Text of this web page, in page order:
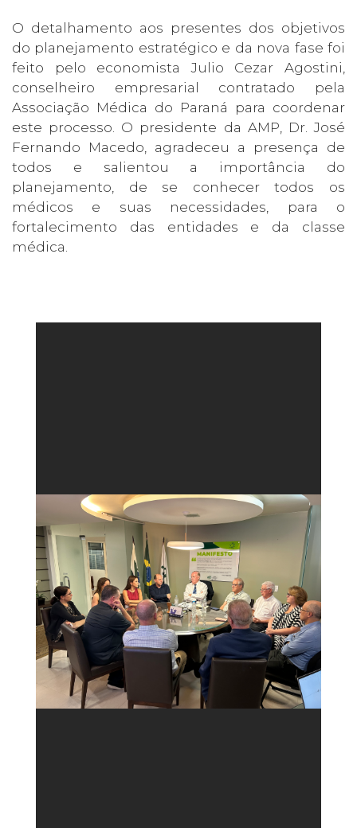
O detalhamento aos presentes dos objetivos
do planejamento estratégico e da nova fase foi
feito pelo economista Julio Cezar Agostini,
conselheiro empresarial contratado pela
Associação Médica do Paraná para coordenar
este processo. O presidente da AMP, Dr. José
Fernando Macedo, agradeceu a presença de
todos e salientou a importância do
planejamento, de se conhecer todos os
médicos e suas necessidades, para o
fortalecimento das entidades e da classe
médica.